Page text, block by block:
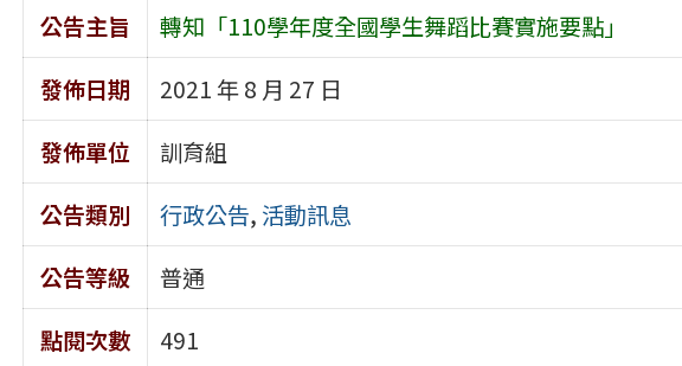
公告主旨
轉知「110學年度全國學生舞蹈比賽實施要點」
發佈日期
2021 年 8 月 27 日
發佈單位
訓育組
公告類別
行政公告, 活動訊息
公告等級
普通
點閱次數
491